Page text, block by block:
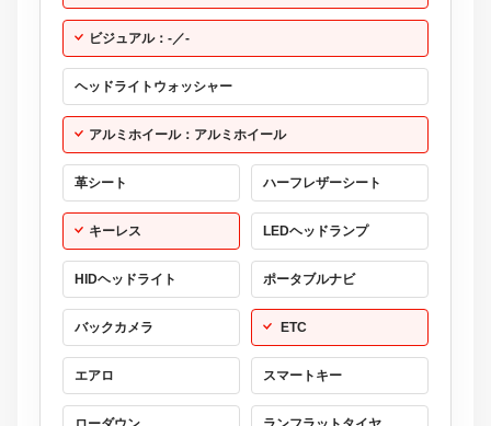
ビジュアル：-／-
ヘッドライトウォッシャー
アルミホイール：アルミホイール
革シート ハーフレザーシート
キーレス LEDヘッドランプ
HIDヘッドライト ポータブルナビ
バックカメラ ETC
エアロ スマートキー